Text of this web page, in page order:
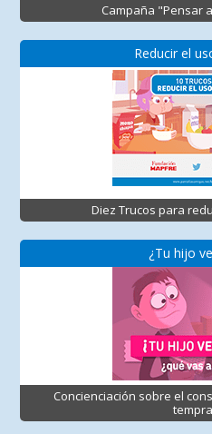
Campaña "Pensar
Reducir el
Diez Trucos para
¿Tu hijo
Concienciación sobre el